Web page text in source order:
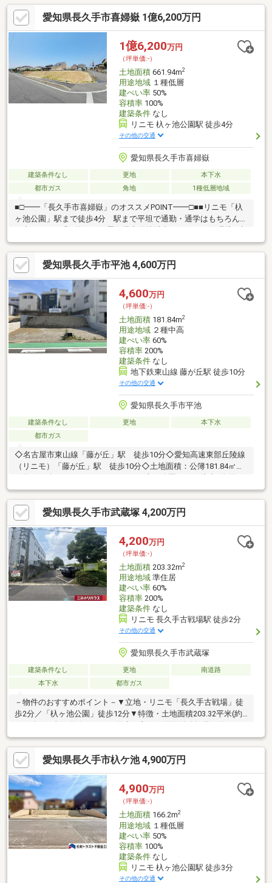
愛知県長久手市喜婦嶽 1億6,200万円
1億6,200万円
（坪単価:-）
土地面積661.94m2
用途地域１種低層
建ぺい率50%
容積率100%
建築条件なし
リニモ 杁ヶ池公園駅 徒歩4分
その他の交通
愛知県長久手市喜婦嶽
建築条件なし 更地
本下水
都市ガス
角地 1種低層地域
■□━━「長久手市喜婦嶽」のオススメPOINT━━□■■リニモ「杁
ヶ池公園」駅まで徒歩4分 駅まで平坦で通勤・通学はもちろん、
築条件なし お好きなハウスメーカー・工務店が選べます■敷地
面積200坪超！ 庭や複数台分の駐車スペースも検討可■北西角
地 採光・通風を確保しやすい住まいを建築できます■現況更地
のため、 設計プランが決まり次第、建築へ移れます■周辺情
報・アオキスーパー長久手店 徒歩3分(約220m)・アピタ長久手店
徒歩3分(約220m)・長久手市立南小学校 徒歩4分(約300m)
愛知県長久手市平池 4,600万円
4,600万円
（坪単価:-）
土地面積181.84m2
用途地域２種中高
建ぺい率60%
容積率200%
建築条件なし
地下鉄東山線 藤が丘駅 徒歩10分
その他の交通
愛知県長久手市平池
建築条件なし 更地
本下水
都市ガス
◇名古屋市東山線「藤が丘」駅 徒歩10分◇愛知高速東部丘陵線
（リニモ）「藤が丘」駅 徒歩10分◇土地面積：公簿181.84㎡
170ｍ)・Ｖ・ｄｒｕｇ藤が丘北店・・・徒歩3分(約210ｍ)・ドラ
ッグスギヤマ藤が丘北店・・・徒歩4分(約250ｍ)・ファミリーマ
ート長久手段之上店・・・徒歩4分(約260ｍ)・平和堂長久手
店・・・徒歩5分(約370ｍ)
愛知県長久手市武蔵塚 4,200万円
4,200万円
（坪単価:-）
土地面積203.32m2
用途地域準住居
建ぺい率60%
容積率200%
建築条件なし
リニモ 長久手古戦場駅 徒歩2分
その他の交通
愛知県長久手市武蔵塚
建築条件なし 更地
南道路
本下水
都市ガス
－物件のおすすめポイント－▼立地・リニモ「長久手古戦場」徒
歩2分／「杁ヶ池公園」徒歩12分▼特徴・土地面積203.32平米(約
30.0m(公道)・建築条件付宅地販売ではありません・お好きなハウ
スメーカーや工務店で建築可・現況更地につきプラン確定後スム
ーズに建築へ移行可▼周辺環境・イオンスタイル長久手 徒歩4分
(約270m)・南小学校 徒歩10分(約780m)・古戦場公園 徒歩3分(約
170m)■ ご希望の住まい探しをお手伝いします ━━━━━・・・
物件の詳細・ご相談はお気軽にお問い合わせください。
愛知県長久手市杁ケ池 4,900万円
4,900万円
（坪単価:-）
土地面積166.2m2
用途地域１種低層
建ぺい率50%
容積率100%
建築条件なし
リニモ 杁ヶ池公園駅 徒歩3分
その他の交通